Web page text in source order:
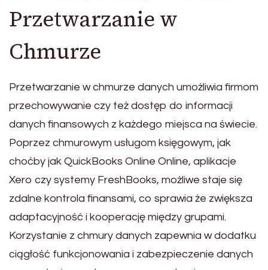
Przetwarzanie w
Chmurze
Przetwarzanie w chmurze danych umożliwia firmom
przechowywanie czy też dostęp do informacji
danych finansowych z każdego miejsca na świecie.
Poprzez chmurowym usługom księgowym, jak
choćby jak QuickBooks Online Online, aplikacje
Xero czy systemy FreshBooks, możliwe staje się
zdalne kontrola finansami, co sprawia że zwiększa
adaptacyjność i kooperację między grupami.
Korzystanie z chmury danych zapewnia w dodatku
ciągłość funkcjonowania i zabezpieczenie danych